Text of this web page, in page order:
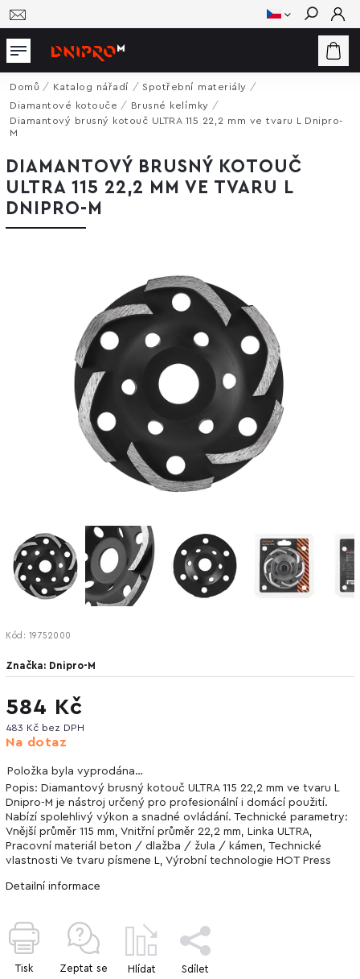
Hledat
Domů / Katalog nářadí / Spotřební materiály /
Diamantové kotouče / Brusné kelímky /
Diamantový brusný kotouč ULTRA 115 22,2 mm ve tvaru L Dnipro-
M
DIAMANTOVÝ BRUSNÝ KOTOUČ
ULTRA 115 22,2 MM VE TVARU L
DNIPRO-M
Kód: 19752000
Značka: Dnipro-M
584 Kč
483 Kč bez DPH
Na dotaz
Položka byla vyprodána…
Popis: Diamantový brusný kotouč ULTRA 115 22,2 mm ve tvaru L
Dnipro-M je nástroj určený pro profesionální i domácí použití.
Nabízí spolehlivý výkon a snadné ovládání. Technické parametry:
Vnější průměr 115 mm, Vnitřní průměr 22,2 mm, Linka ULTRA,
Pracovní materiál beton / dlažba / žula / kámen, Technické
vlastnosti Ve tvaru písmene L, Výrobní technologie HOT Press
Detailní informace
Tisk Zeptat se Hlídat Sdílet